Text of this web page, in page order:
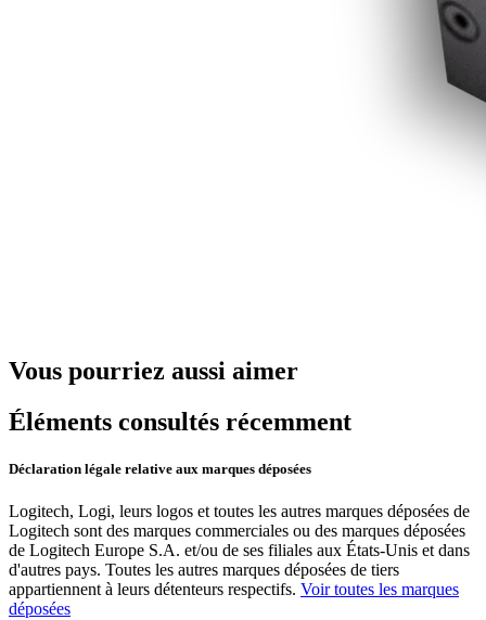
Vous pourriez aussi aimer
Éléments consultés récemment
Déclaration légale relative aux marques déposées
Logitech, Logi, leurs logos et toutes les autres marques déposées de
Logitech sont des marques commerciales ou des marques déposées
de Logitech Europe S.A. et/ou de ses filiales aux États-Unis et dans
d'autres pays. Toutes les autres marques déposées de tiers
appartiennent à leurs détenteurs respectifs. Voir toutes les marques
déposées